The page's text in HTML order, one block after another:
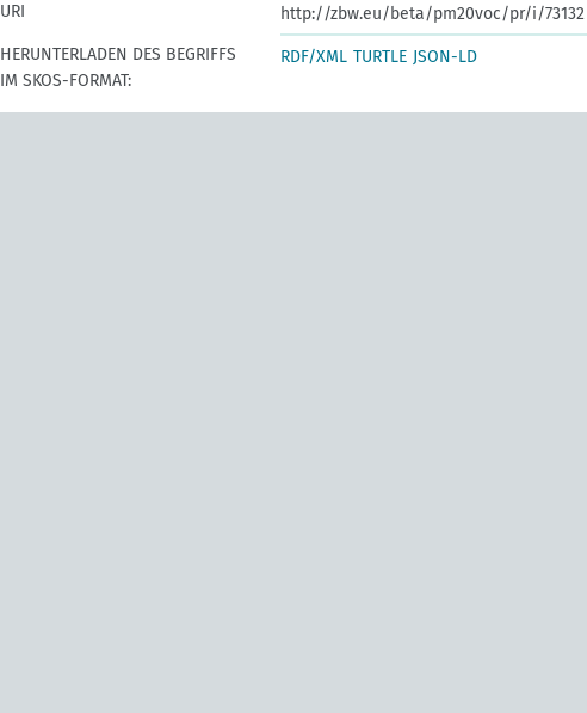
URI
http://zbw.eu/beta/pm20voc/pr/i/73132
HERUNTERLADEN DES BEGRIFFS
IM SKOS-FORMAT:
RDF/XML TURTLE JSON-LD